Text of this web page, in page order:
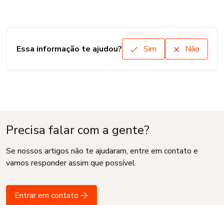
Essa informação te ajudou? Sim Não
Precisa falar com a gente?
Se nossos artigos não te ajudaram, entre em contato e
vamos responder assim que possível
Entrar em contato